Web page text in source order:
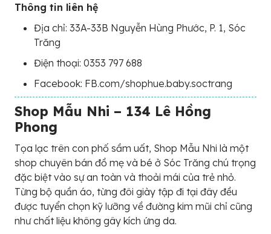
Thông tin liên hệ
Địa chỉ: 33A-33B Nguyễn Hùng Phước, P. 1, Sóc
Trăng
Điện thoại: 0353 797 688
Facebook: FB.com/shophue.baby.soctrang
Shop Mẫu Nhi – 134 Lê Hồng
Phong
Tọa lạc trên con phố sầm uất, Shop Mẫu Nhi là một
shop chuyên bán đồ mẹ và bé ở Sóc Trăng chú trọng
đặc biệt vào sự an toàn và thoải mái của trẻ nhỏ.
Từng bộ quần áo, từng đôi giày tập đi tại đây đều
được tuyển chọn kỹ lưỡng về đường kim mũi chỉ cũng
như chất liệu không gây kích ứng da.